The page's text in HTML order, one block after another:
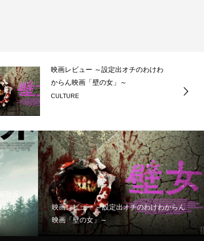
映画レビュー ～設定出オチのわけわ
からん映画「壁の女」～
CULTURE
除反
ラッ
映画レビュー ～設定出オチのわけわからん
映画「壁の女」～